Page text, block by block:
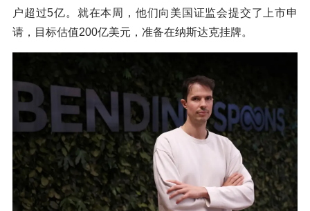
户超过5亿。就在本周，他们向美国证监会提交了上市申
请，目标估值200亿美元，准备在纳斯达克挂牌。